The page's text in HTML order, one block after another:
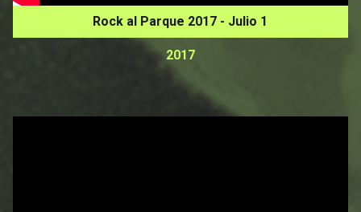
Rock al Parque 2017 - Julio 1
2017